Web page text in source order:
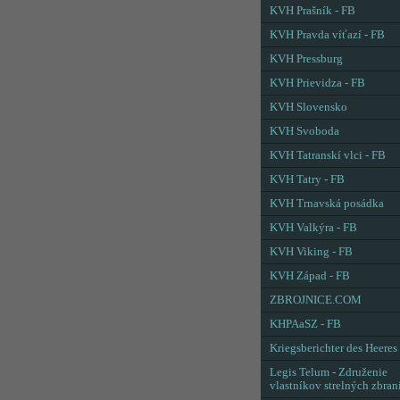
KVH Prašník - FB
KVH Pravda víťazí - FB
KVH Pressburg
KVH Prievidza - FB
KVH Slovensko
KVH Svoboda
KVH Tatranskí vlci - FB
KVH Tatry - FB
KVH Trnavská posádka
KVH Valkýra - FB
KVH Viking - FB
KVH Západ - FB
ZBROJNICE.COM
KHPAaSZ - FB
Kriegsberichter des Heeres
Legis Telum - Združenie
vlastníkov strelných